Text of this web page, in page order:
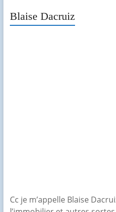
Blaise Dacruiz
Cc je m’appelle Blaise